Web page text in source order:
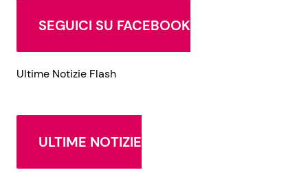
SEGUICI SU FACEBOOK
Ultime Notizie Flash
ULTIME NOTIZIE